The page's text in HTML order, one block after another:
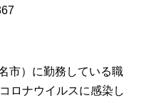
市）に勤務している職
ロナウイルスに感染し